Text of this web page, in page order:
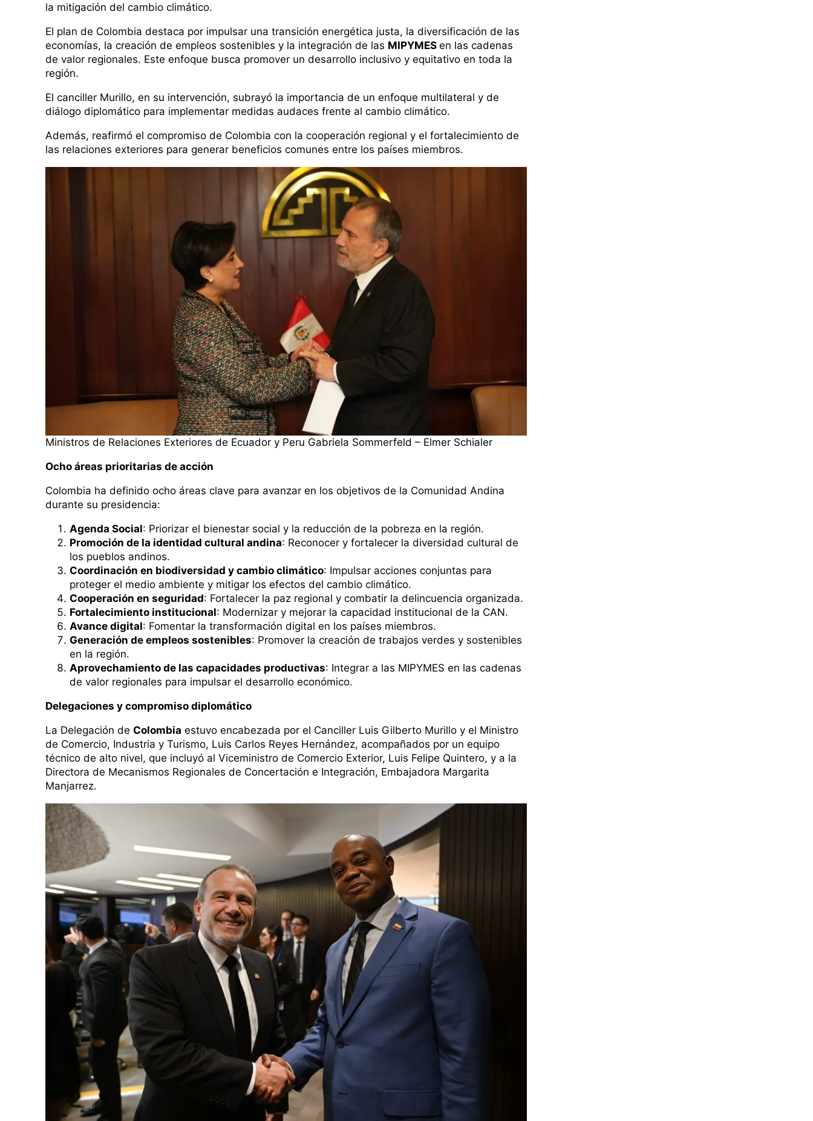
la mitigación del cambio climático.
El plan de Colombia destaca por impulsar una transición energética justa, la diversificación de las
economías, la creación de empleos sostenibles y la integración de las MIPYMESen las cadenas
de valor regionales. Este enfoque busca promover un desarrollo inclusivo y equitativo en toda la
región.
El canciller Murillo, en su intervención, subrayó la importancia de un enfoque multilateral y de
diálogo diplomático para implementar medidas audaces frente al cambio climático.
Además, reafirmó el compromiso de Colombia con la cooperación regional y el fortalecimiento de
las relaciones exteriores para generar beneficios comunes entre los países miembros.
Ministros de Relaciones Exteriores de Ecuador y Peru Gabriela Sommerfeld – Elmer Schialer
Ocho áreas prioritarias de acción
Colombia ha definido ocho áreas clave para avanzar en los objetivos de la Comunidad Andina
durante su presidencia:
Agenda Social: Priorizar el bienestar social y la reducción de la pobreza en la región.
Promoción de la identidad cultural andina: Reconocer y fortalecer la diversidad cultural de
los pueblos andinos.
Coordinación en biodiversidad y cambio climático: Impulsar acciones conjuntas para
proteger el medio ambiente y mitigar los efectos del cambio climático.
Cooperación en seguridad: Fortalecer la paz regional y combatir la delincuencia organizada.
Fortalecimiento institucional: Modernizar y mejorar la capacidad institucional de la CAN.
Avance digital: Fomentar la transformación digital en los países miembros.
Generación de empleos sostenibles: Promover la creación de trabajos verdes y sostenibles
en la región.
Aprovechamiento de las capacidades productivas: Integrar a las MIPYMES en las cadenas
de valor regionales para impulsar el desarrollo económico.
Delegaciones y compromiso diplomático
La Delegación deColombia estuvo encabezada por el Canciller Luis Gilberto Murillo y el Ministro
de Comercio, Industria y Turismo, Luis Carlos Reyes Hernández, acompañados por un equipo
técnico de alto nivel, que incluyó al Viceministro de Comercio Exterior, Luis Felipe Quintero, y a la
Directora de Mecanismos Regionales de Concertación e Integración, Embajadora Margarita
Manjarrez.